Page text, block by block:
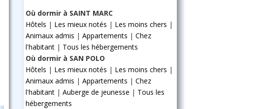
Où dormir à SAINT MARC
Hôtels | Les mieux notés | Les moins chers |
Animaux admis | Appartements | Chez
l'habitant| Tous les hébergements
Où dormir à SAN POLO
Hôtels | Les mieux notés | Les moins chers |
Animaux admis | Appartements | Chez
l'habitant| Auberge de jeunesse | Tous les
hébergements